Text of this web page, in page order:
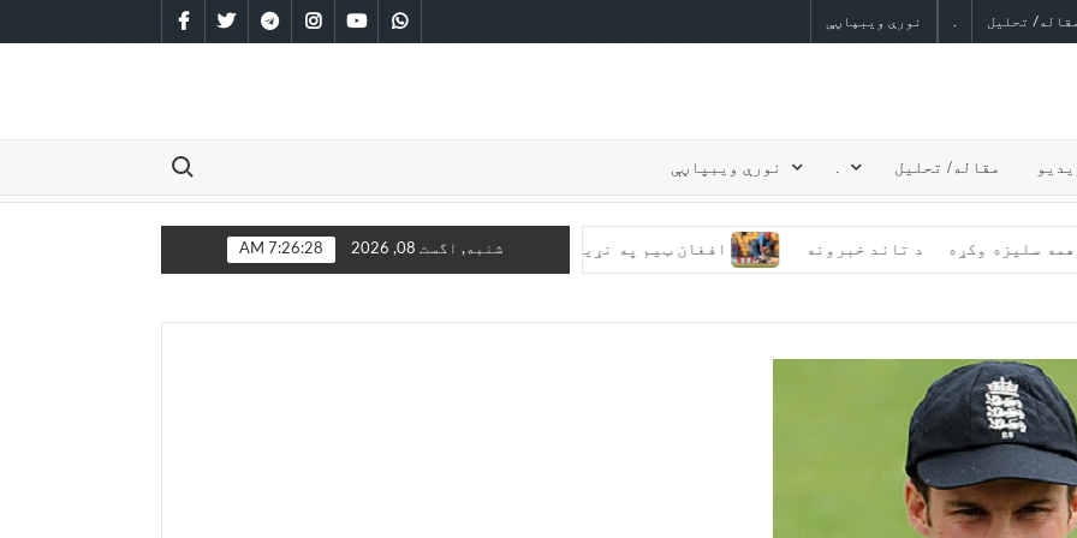
مقاله/ تحلیل نورې ویبپاڼې facebooktwitter
telegraminstagramyoutubewhatsapp
مقاله/ تحلیل . نورې ویبپاڼې
Search for:
افغان ټیم په نړیوال ۲۰ اوریز جام کې له انګلیستان سره مخامخ کېږي د تاند خبرونه دوهمه سلیزه وکړه شنبه, اگست 08, 2026 7:26:28 AM